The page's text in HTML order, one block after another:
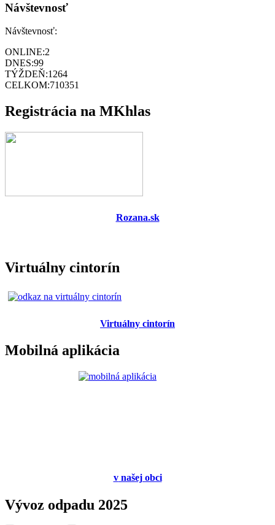
Návštevnosť
Návštevnosť:
ONLINE:2
DNES:99
TÝŽDEŇ:1264
CELKOM:710351
Registrácia na MKhlas
Rozana.sk
Virtuálny cintorín
Virtuálny cintorín
Mobilná aplikácia
vnašej obci
Vývoz odpadu 2025